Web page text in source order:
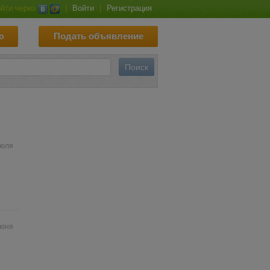
через Войти Регистрация
Подать объявление